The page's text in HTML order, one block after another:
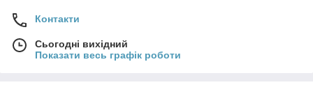
Контакти
Сьогодні вихідний
Показати весь графік роботи